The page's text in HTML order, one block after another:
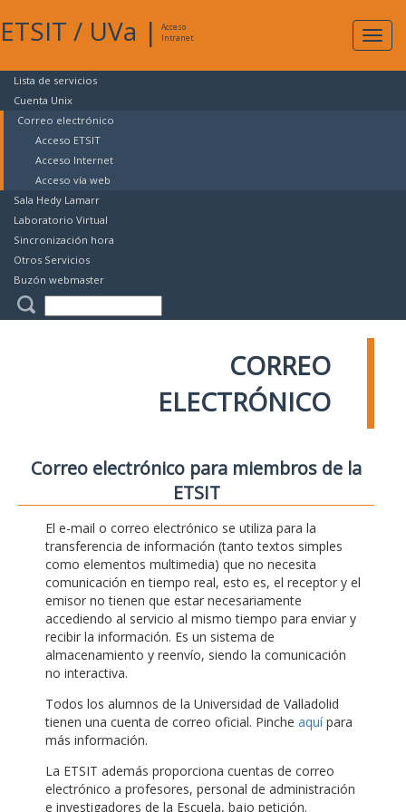
ETSIT / UVa |
Acceso
Intranet
Lista de servicios
Cuenta Unix
Correo electrónico
Acceso ETSIT
Acceso Internet
Acceso vía web
Sala Hedy Lamarr
Laboratorio Virtual
Sincronización hora
Otros Servicios
Buzón webmaster
CORREO
ELECTRÓNICO
Correo electrónico para miembros de la
ETSIT
El e-mail o correo electrónico se utiliza para la
transferencia de información (tanto textos simples
como elementos multimedia) que no necesita
comunicación en tiempo real, esto es, el receptor y el
emisor no tienen que estar necesariamente
accediendo al servicio al mismo tiempo para enviar y
recibir la información. Es un sistema de
almacenamiento y reenvío, siendo la comunicación
no interactiva.
Todos los alumnos de la Universidad de Valladolid
tienen una cuenta de correo oficial. Pinche aquípara
más información.
La ETSIT además proporciona cuentas de correo
electrónico a profesores, personal de administración
e investigadores de la Escuela, bajo petición.